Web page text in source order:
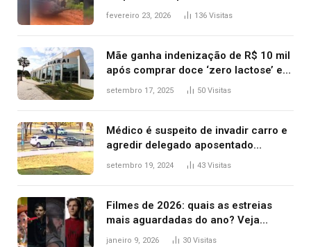
confronto dentro de caminhonete
fevereiro 23, 2026 136 Visitas
Mãe ganha indenização de R$ 10 mil
após comprar doce ‘zero lactose’ e
filha ter reação alérgica grave
setembro 17, 2025 50 Visitas
Médico é suspeito de invadir carro e
agredir delegado aposentado
durante confusão no trânsito
setembro 19, 2024 43 Visitas
Filmes de 2026: quais as estreias
mais aguardadas do ano? Veja
principais lançamentos do cinema
janeiro 9, 2026 30 Visitas